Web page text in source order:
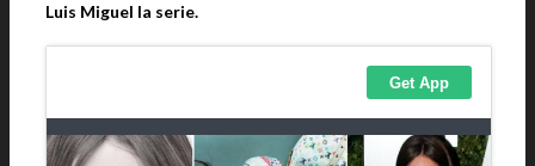
Luis Miguel la serie.